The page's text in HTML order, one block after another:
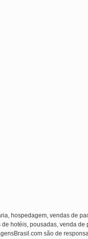
hospedagem, vendas de
hotéis, pousadas, venda
são de